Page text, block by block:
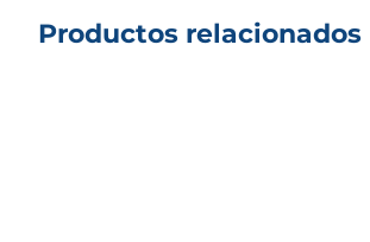
Productos relacionados